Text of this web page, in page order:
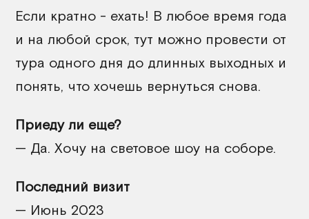
Если кратно - ехать! В любое время года
и на любой срок, тут можно провести от
тура одного дня до длинных выходных и
понять, что хочешь вернуться снова.
Приеду ли еще?
— Да. Хочу на световое шоу на соборе.
Последний визит
— Июнь 2023